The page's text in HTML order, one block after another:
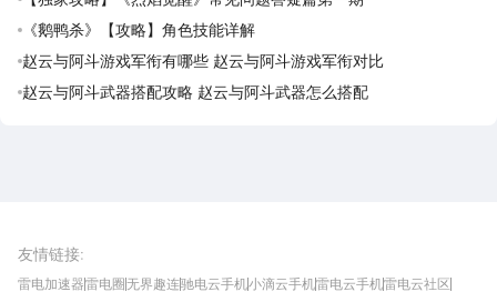
《鹅鸭杀》【攻略】角色技能详解
赵云与阿斗游戏军衔有哪些 赵云与阿斗游戏军衔对比
赵云与阿斗武器搭配攻略 赵云与阿斗武器怎么搭配
友情链接:
雷电加速器雷电圈无界趣连驰电云手机小滴云手机雷电云手机雷电云社区